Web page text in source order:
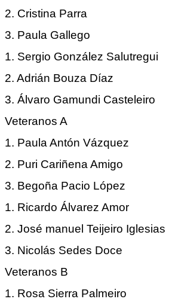
2. Cristina Parra
3. Paula Gallego
1. Sergio González Salutregui
2. Adrián Bouza Díaz
3. Álvaro Gamundi Casteleiro
Veteranos A
1. Paula Antón Vázquez
2. Puri Cariñena Amigo
3. Begoña Pacio López
1. Ricardo Álvarez Amor
2. José manuel Teijeiro Iglesias
3. Nicolás Sedes Doce
Veteranos B
1. Rosa Sierra Palmeiro